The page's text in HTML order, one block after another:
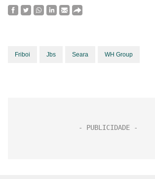
Friboi Jbs Seara WH Group